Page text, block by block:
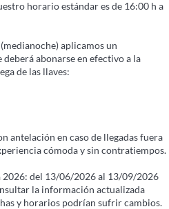
horario estándar es de 16:00 h a
aplicamos un
abonarse en efectivo a la
de las llaves:
antelación en caso de llegadas fuera
cómoda y sin contratiempos.
del 13/06/2026 al 13/09/2026
la información actualizada
y horarios podrían sufrir cambios.